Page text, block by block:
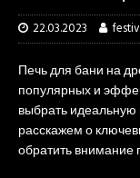
22.03.2023
Печь для бани на
популярных и
выбрать идеальную
расскажем о
обратить внимание